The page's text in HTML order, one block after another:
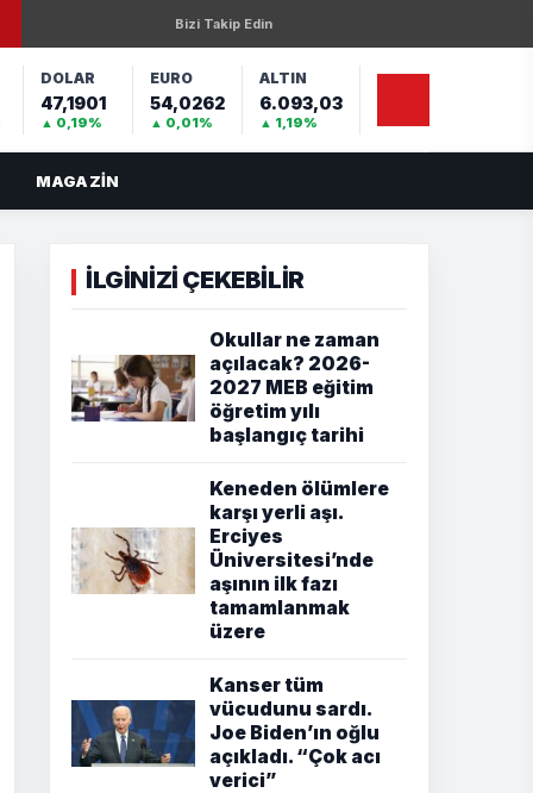
Bizi Takip Edin
DOLAR
47,1901
▲ 0,19%
EURO
54,0262
▲ 0,01%
ALTIN
6.093,03
▲ 1,19%
MAGAZIN
İLGİNİZİ ÇEKEBİLİR
Okullar ne zaman
açılacak? 2026-
2027 MEB eğitim
öğretim yılı
başlangıç tarihi
Keneden ölümlere
karşı yerli aşı.
Erciyes
Üniversitesi’nde
aşının ilk fazı
tamamlanmak
üzere
Kanser tüm
vücudunu sardı.
Joe Biden’ın oğlu
açıkladı. “Çok acı
verici”